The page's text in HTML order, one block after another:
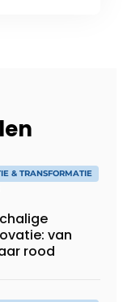
& TRANSFORMATIE
van
rood